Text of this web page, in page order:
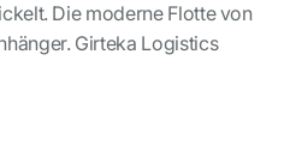
Die moderne Flotte von
Girteka Logistics